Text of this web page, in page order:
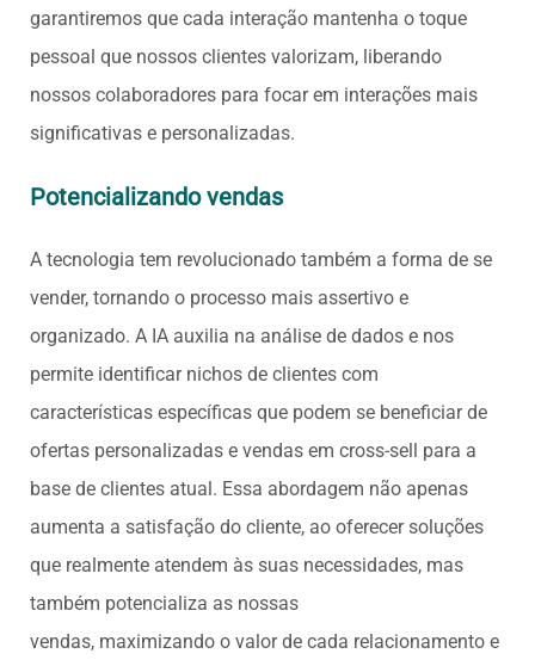
garantiremos que cada interação mantenha o toque
pessoal que nossos clientes valorizam, liberando
nossos colaboradores para focar em interações mais
significativas e personalizadas.
Potencializando vendas
A tecnologia tem revolucionado também a forma de se
vender, tornando o processo mais assertivo e
organizado. A IA auxilia na análise de dados e nos
permite identificar nichos de clientes com
características específicas que podem se beneficiar de
ofertas personalizadas e vendas em cross-sell para a
base de clientes atual. Essa abordagem não apenas
aumenta a satisfação do cliente, ao oferecer soluções
que realmente atendem às suas necessidades, mas
também potencializa as nossas
vendas, maximizando o valor de cada relacionamento e